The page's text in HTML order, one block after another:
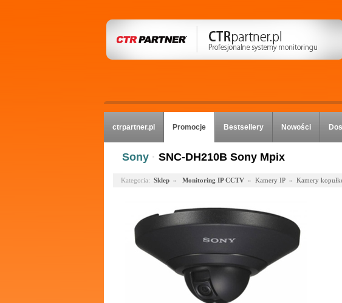
ctrpartner.pl Promocje Bestsellery Nowości
Sony · SNC-DH210B Sony Mpix
Kategoria: Sklep» Monitoring IP CCTV» Kamery IP» Kamery